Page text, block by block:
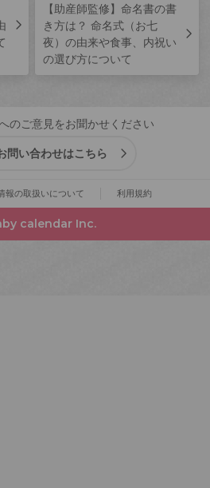
【助産師監修】命名書の書
き方は？ 命名式（お七
夜）の由来や食事、内祝い
の選び方について
のご意見をお聞かせください
問い合わせはこちら
報の取扱いについて 利用規約
calendar Inc.